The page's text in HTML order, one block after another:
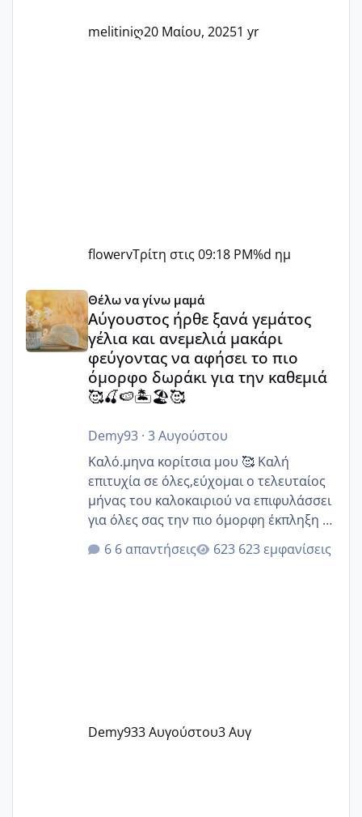
melitiniღ20 Μαίου, 20251 yr
flowervΤρίτη στις 09:18 PM%d ημ
Αύγουστος ήρθε ξανά γεμάτος γέλια και ανεμελιά
Θέλω να γίνω μαμά
Αύγουστος ήρθε ξανά γεμάτος
γέλια και ανεμελιά μακάρι
φεύγοντας να αφήσει το πιο
όμορφο δωράκι για την καθεμιά
🥰🍒🍉🏝️🏖️🥰
Demy93· 3 Αυγούστου
Καλό.μηνα κορίτσια μου 🥰 Καλή
επιτυχία σε όλες,εύχομαι ο τελευταίος
μήνας του καλοκαιριού να επιφυλάσσει
για όλες σας την πιο όμορφη έκπληξη 🧿
@Elk @Melikara86 @Παρασκευαιδου
@Zenia z @melitiniღ @Christi.D.
6 απαντήσεις 623 εμφανίσεις
Demy933 Αυγούστου3 Αυγ